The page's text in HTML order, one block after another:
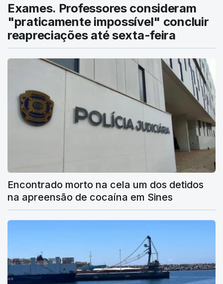
Exames. Professores consideram
"praticamente impossível" concluir
reapreciações até sexta-feira
Encontrado morto na cela um dos detidos
na apreensão de cocaína em Sines